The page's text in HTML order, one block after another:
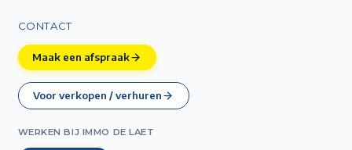
CONTACT
Maak een afspraak
Voor verkopen / verhuren
WERKEN BIJ IMMO DE LAET